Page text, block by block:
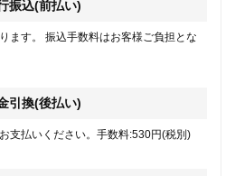
振込(前払い)
ます。 振込手数料はお客様ご負担とな
引換(後払い)
支払いください。手数料:530円(税別)